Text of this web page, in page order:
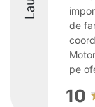
de
pe
10